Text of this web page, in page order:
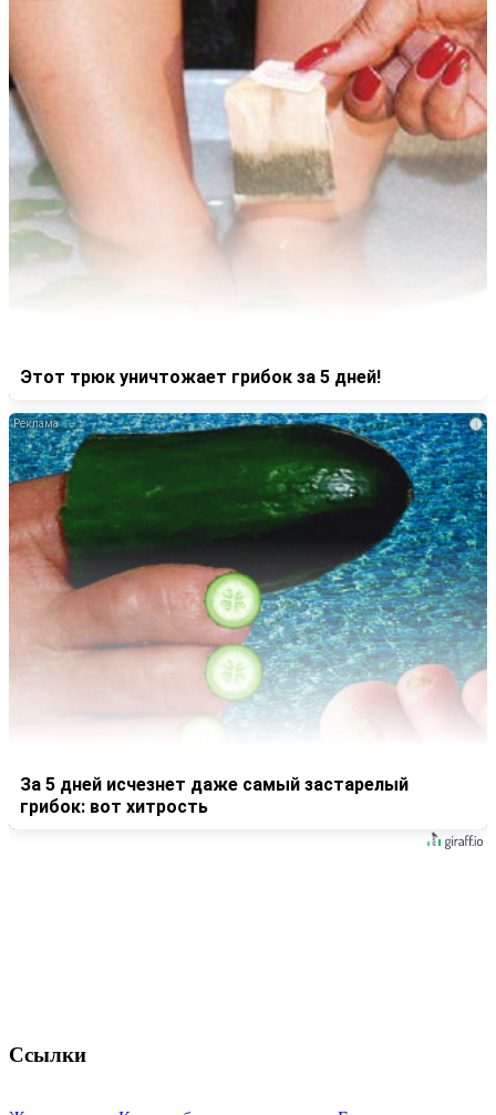
Этот трюк уничтожает грибок за 5 дней!
i
За 5 дней исчезнет даже самый застарелый
грибок: вот хитрость
Ссылки